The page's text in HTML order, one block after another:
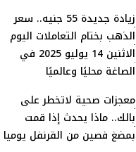
زيادة جديدة 55 جنيه.. سعر
الذهب بختام التعاملات اليوم
الاثنين 14 يوليو 2025 في
الصاغة محليًا وعالميًا
معجزات صحية لاتخطر على
بالك.. ماذا يحدث إذا قمت
بمضغ فصين من القرنفل يوميا